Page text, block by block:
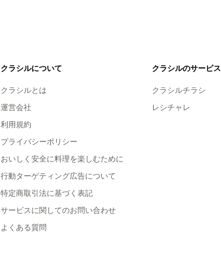
クラシルについて
クラシルとは
運営会社
利用規約
プライバシーポリシー
おいしく安全に料理を楽しむために
行動ターゲティング広告について
特定商取引法に基づく表記
サービスに関してのお問い合わせ
よくある質問
クラシルのサービス
クラシルチラシ
レシチャレ